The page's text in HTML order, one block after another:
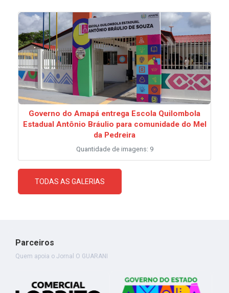
Governo do Amapá entrega Escola Quilombola
Estadual Antônio Bráulio para comunidade do Mel
da Pedreira
Quantidade de imagens: 9
TODAS AS GALERIAS
Parceiros
Quem apoia o Jornal O GUARANI